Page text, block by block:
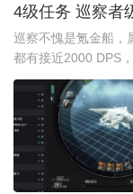
4级任务 巡察者
巡察不愧是氪金船，
都有接近2000 DPS